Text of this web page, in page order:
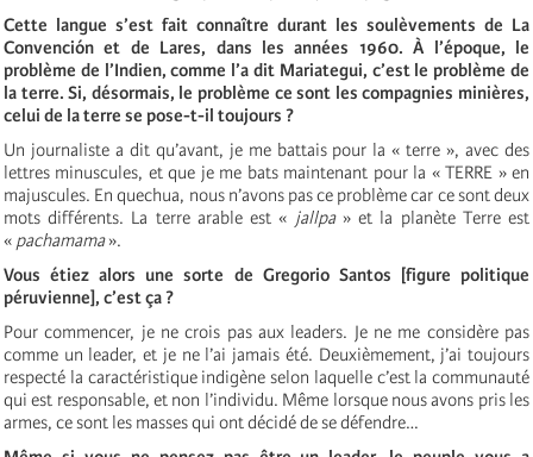
Cette langue s’est fait connaître durant les soulèvements de La
Convención et de Lares, dans les années 1960. À l’époque, le
problème de l’Indien, comme l’a dit Mariategui, c’est le problème de
la terre. Si, désormais, le problème ce sont les compagnies minières,
celui de la terre se pose-t-il toujours ?
Un journaliste a dit qu’avant, je me battais pour la « terre », avec des
lettres minuscules, et que je me bats maintenant pour la «TERRE » en
majuscules. En quechua, nous n’avons pas ce problème car ce sont deux
mots différents. La terre arable est « jallpa» et la planète Terre est
« pachamama».
Vous étiez alors une sorte de Gregorio Santos [figure politique
péruvienne], c’est ça ?
Pour commencer, je ne crois pas aux leaders. Je ne me considère pas
comme un leader, et je ne l’ai jamais été. Deuxièmement, j’ai toujours
respecté la caractéristique indigène selon laquelle c’est la communauté
qui est responsable, et non l’individu. Même lorsque nous avons pris les
armes, ce sont les masses qui ont décidé de se défendre…